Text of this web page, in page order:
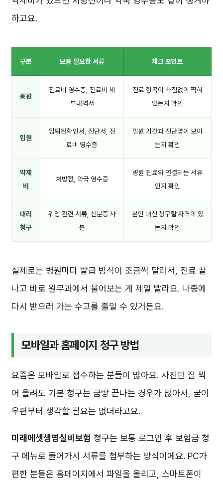
하고요.
구분 보통 필요한 서류 체크 포인트
통원
진료비 영수증, 진료비 세
부내역서
진료 항목이 빠짐없이 찍혀
있는지 확인
입원
입퇴원확인서, 진단서, 진
료비 영수증
입원 기간과 진단명이 보이
는지 확인
약제
비
처방전, 약국 영수증
병원 진료와 연결되는 서류
인지 확인
대리
청구
위임 관련 서류, 신분증 사
본
본인 대신 청구할 자격이 있
는지 확인
실제로는 병원마다 발급 방식이 조금씩 달라서, 진료 끝
나고 바로 원무과에서 물어보는 게 제일 빨라요. 나중에
다시 받으러 가는 수고를 줄일 수 있거든요.
모바일과 홈페이지 청구 방법
요즘은 모바일로 접수하는 분들이 많아요. 사진만 잘 찍
어 올려도 기본 청구는 금방 끝나는 경우가 많아서, 굳이
우편부터 생각할 필요는 없더라고요.
미래에셋생명실비보험 청구는 보통 로그인 후 보험금 청
구 메뉴로 들어가서 서류를 첨부하는 방식이에요. PC가
편한 분들은 홈페이지에서 파일을 올리고, 스마트폰이